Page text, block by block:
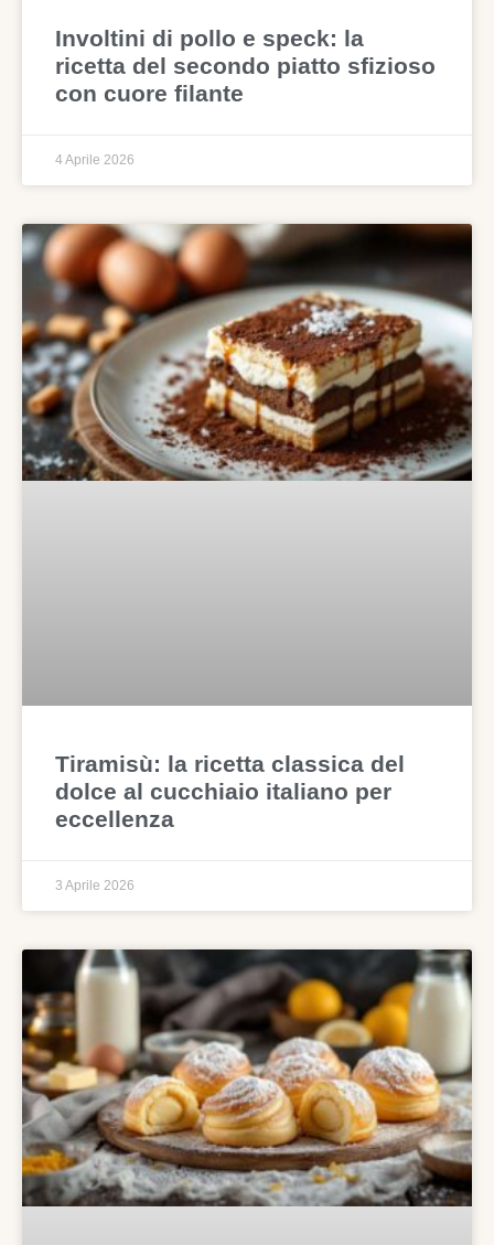
Involtini di pollo e speck: la
ricetta del secondo piatto sfizioso
con cuore filante
4 Aprile 2026
Tiramisù: la ricetta classica del
dolce al cucchiaio italiano per
eccellenza
3 Aprile 2026